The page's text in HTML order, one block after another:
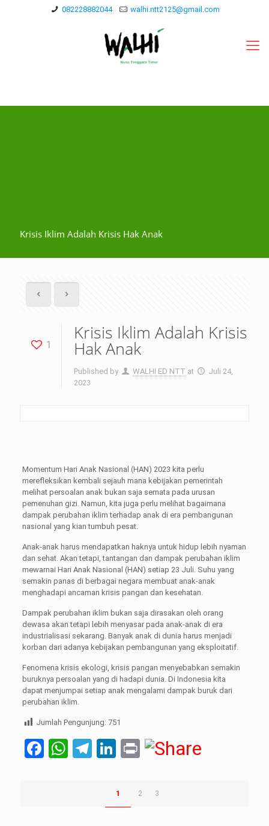
082228882044 walhi.ntt2125@gmail.com
Krisis Iklim Adalah Krisis Hak Anak
1
Krisis Iklim Adalah Krisis
Hak Anak
Published by WALHI ED NTT at
Juli 24,
2023
Momentum Hari Anak Nasional (HAN) 2023 kita perlu
merefleksikan kembali sejauh mana kebijakan pemerintah
melihat persoalan anak bukan saja semata pada urusan
pemenuhan gizi. Namun, kita juga perlu melihat bagaimana
dampak perubahan iklim terhadap anak di era pembangunan
nasional yang kian tumbuh pesat.
Anak-anak harus mendapatkan haknya untuk hidup lebih nyaman
dan sehat. Akan tetapi, tantangan dan dampak perubahan iklim
mewarnai Hari Anak Nasional (HAN) setiap 23 Juli. Suhu yang
semakin panas di berbagai negara membuat anak-anak
menghadapi ancaman krisis pangan dan kesehatan.
Dampak perubahan iklim bukan saja dirasakan oleh orang
dewasa akan tetapi lebih menyasar pada anak-anak di era
industrialisasi sekarang. Banyak anak di dunia harus menjadi
korban dari adanya kebijakan pembangunan yang eksploitatif.
Fenomena krisis ekologi, krisis pangan menyebabkan semakin
buruknya persoalan yang di hadapi dunia. Di Indonesia kita
dapat menjumpai setiap anak mengalami dampak buruk dari
perubahan iklim.
Jumlah Pengunjung: 751
Facebook
WhatsApp
Telegram
LinkedIn
Print
1 2 3